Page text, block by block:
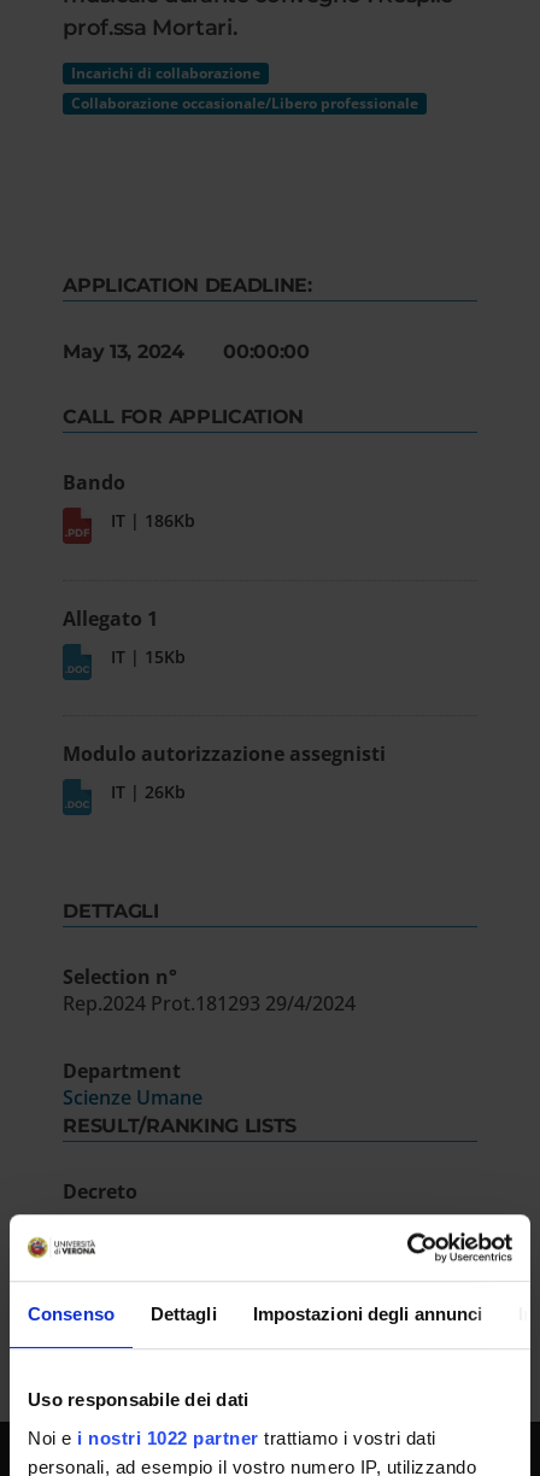
Consenso Dettagli Impostazioni degli annunci
Uso responsabile dei dati
Noi e i nostri 1022 partner trattiamo i vostri dati
personali, ad esempio il vostro numero IP, utilizzando
prof.ssa Mortari.
Incarichi di collaborazione
Collaborazione occasionale/Libero professionale
APPLICATION DEADLINE:
May 13, 2024 00:00:00
CALL FOR APPLICATION
Bando
IT | 186Kb
Allegato 1
IT | 15Kb
Modulo autorizzazione assegnisti
IT | 26Kb
DETTAGLI
Selection n°
Rep.2024 Prot.181293 29/4/2024
Department
Scienze Umane
RESULT/RANKING LISTS
Decreto